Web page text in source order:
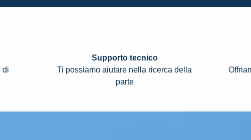
di
Supporto tecnico
Ti possiamo aiutare nella ricerca della
parte